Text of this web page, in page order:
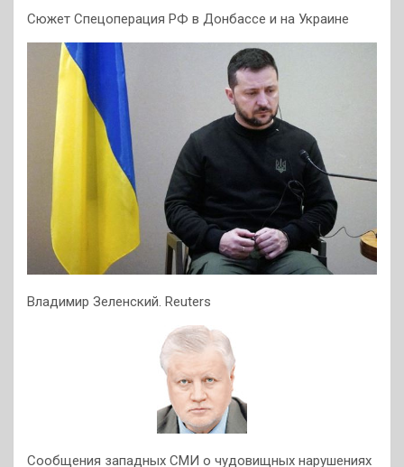
Сюжет Спецоперация РФ в Донбассе и на Украине
Владимир Зеленский. Reuters
Сообщения западных СМИ о чудовищных нарушениях